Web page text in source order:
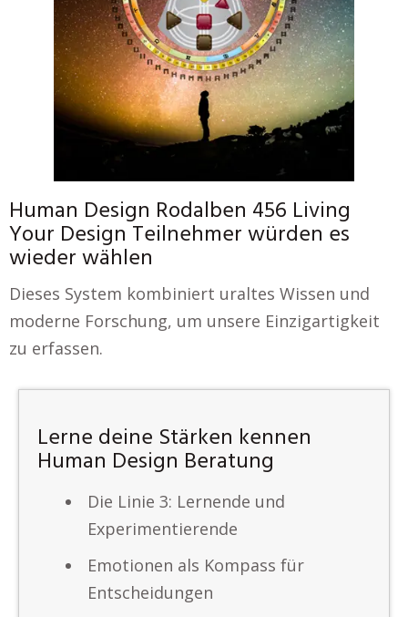
Human Design Rodalben 456 Living
Your Design Teilnehmer würden es
wieder wählen
Dieses System kombiniert uraltes Wissen und
moderne Forschung, um unsere Einzigartigkeit
zu erfassen.
Lerne deine Stärken kennen
Human Design Beratung
Die Linie 3: Lernende und
Experimentierende
Emotionen als Kompass für
Entscheidungen